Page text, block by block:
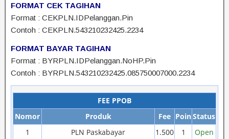
FORMAT CEK TAGIHAN
Format : CEKPLN.IDPelanggan.Pin
Contoh : CEKPLN.543210232425.2234
FORMAT BAYAR TAGIHAN
Format : BYRPLN.IDPelanggan.NoHP.Pin
Contoh : BYRPLN.543210232425.085750007000.2234
FEE PPOB
Nomor
Produk Fee PoinStatus
1
PLN Paskabayar 1.500 1
Open